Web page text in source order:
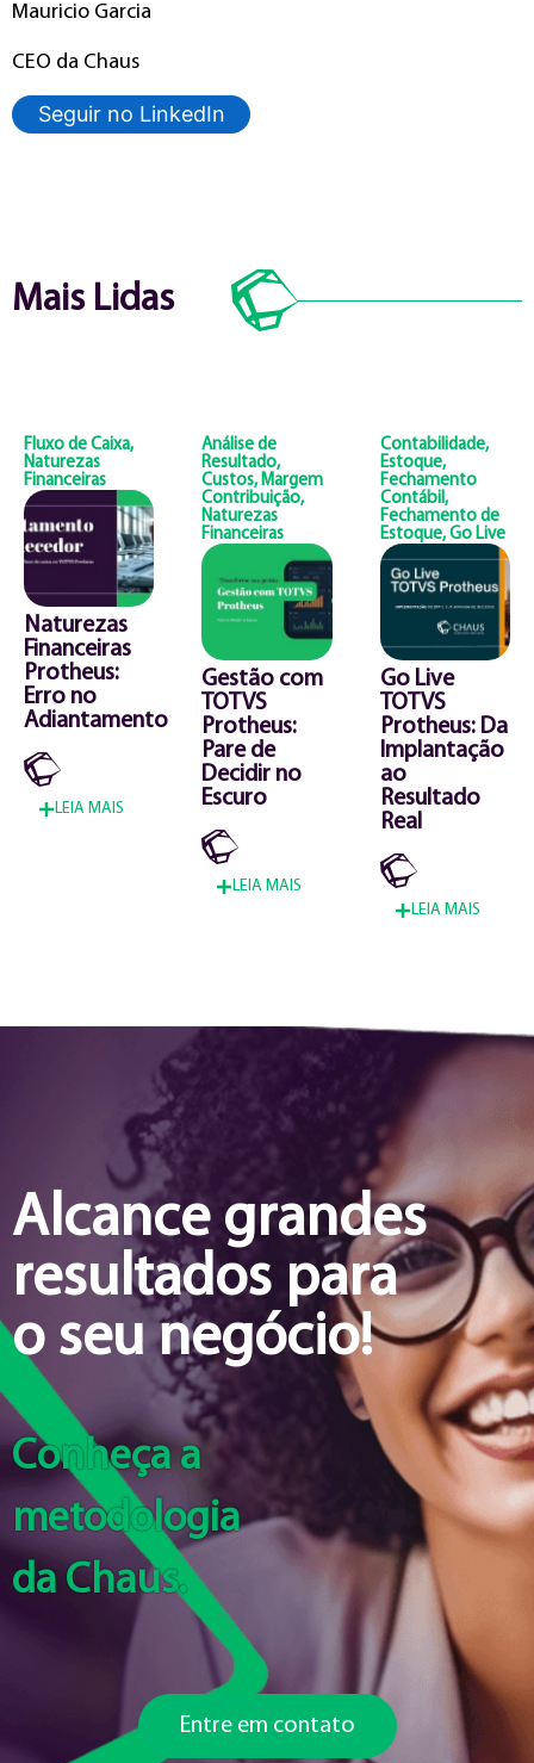
Mauricio Garcia
CEO da Chaus
Seguir no LinkedIn
Mais Lidas
Fluxo de Caixa,
Naturezas
Financeiras
Naturezas
Financeiras
Protheus:
Erro no
Adiantamento
LEIA MAIS
Análise de
Resultado,
Custos,Margem
Contribuição,
Naturezas
Financeiras
Gestão com
TOTVS
Protheus:
Pare de
Decidir no
Escuro
LEIA MAIS
Contabilidade,
Estoque,
Fechamento
Contábil,
Fechamento de
Estoque,Go Live
Go Live
TOTVS
Protheus: Da
Implantação
ao
Resultado
Real
LEIA MAIS
Alcance grandes
resultados para
o seu negócio!
Conheça a
metodologia
da Chaus.
Entre em contato